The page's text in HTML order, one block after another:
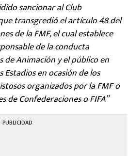
sancionar al Club
transgredió el artículo 48 del
de la FMF, el cual establece
de la conducta
de Animación y el público en
en ocasión de los
organizados por la FMF o
de Confederaciones o FIFA”
PUBLICIDAD